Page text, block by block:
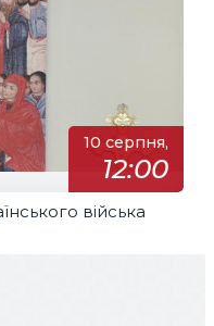
10 серпня,
12:00
війська